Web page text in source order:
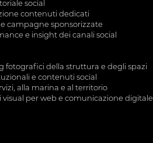
social
contenuti dedicati
campagne sponsorizzate
e insight dei canali social
fotografici della struttura e degli spazi
e contenuti social
alla marina e al territorio
per web e comunicazione digitale